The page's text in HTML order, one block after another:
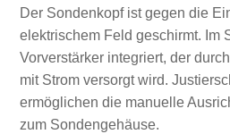
Der Sondenkopf ist gegen die
elektrischem Feld geschirmt. Im
Vorverstärker integriert, der
mit Strom versorgt wird.
ermöglichen die manuelle
zum Sondengehäuse.